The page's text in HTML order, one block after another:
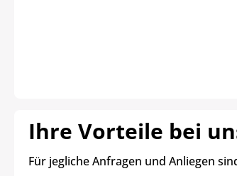
Ihre Vorteile bei
Für jegliche Anfragen und Anliegen